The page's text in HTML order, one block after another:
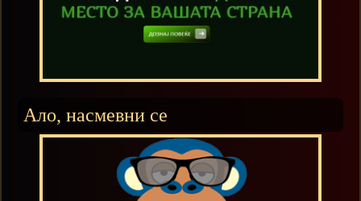
Ало, насмевни се